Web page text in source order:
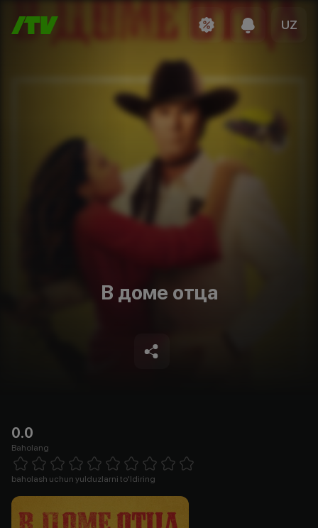
UZ
В доме отца
0.0
Baholang
1 Star 2 Stars 3 Stars 4 Stars5 Stars 6 Stars7 Stars8 Stars
baholash uchun yulduzlarni to'ldiring